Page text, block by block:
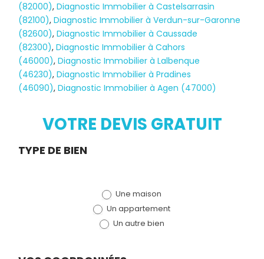
Diagnostic
TERMITES
(82000),Diagnostic Immobilier à Castelsarrasin
(82100),Diagnostic Immobilier à Verdun-sur-Garonne
(82600),Diagnostic Immobilier à Caussade
(82300),Diagnostic Immobilier à Cahors
(46000),Diagnostic Immobilier à Lalbenque
(46230),Diagnostic Immobilier à Pradines
(46090),Diagnostic Immobilier à Agen (47000)
VOTRE DEVIS GRATUIT
Demande
TYPE DE BIEN
Une maison
Un appartement
Un autre bien